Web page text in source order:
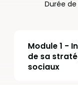
Durée
Module 1 -
de sa
sociaux